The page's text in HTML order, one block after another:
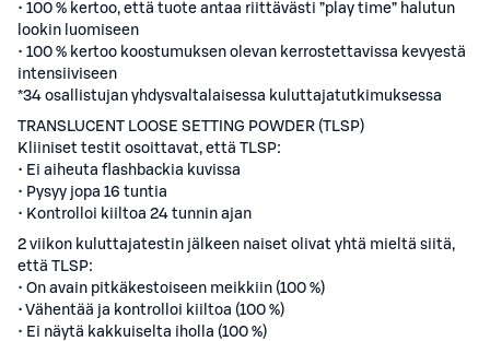
• 100 % kertoo, että tuote antaa riittävästi ”play time” halutun
lookin luomiseen
• 100 % kertoo koostumuksen olevan kerrostettavissa kevyestä
intensiiviseen
*34 osallistujan yhdysvaltalaisessa kuluttajatutkimuksessa
TRANSLUCENT LOOSE SETTING POWDER (TLSP)
Kliiniset testit osoittavat, että TLSP:
• Ei aiheuta flashbackia kuvissa
• Pysyy jopa 16 tuntia
• Kontrolloi kiiltoa 24 tunnin ajan
2 viikon kuluttajatestin jälkeen naiset olivat yhtä mieltä siitä,
että TLSP:
• On avain pitkäkestoiseen meikkiin (100 %)
• Vähentää ja kontrolloi kiiltoa (100 %)
• Ei näytä kakkuiselta iholla (100 %)